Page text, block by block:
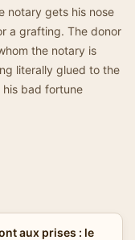
notary gets his nose
a grafting. The donor
the notary is
literally glued to the
bad fortune
aux prises : le